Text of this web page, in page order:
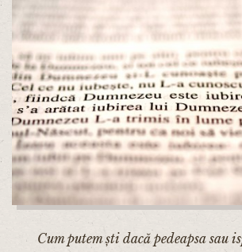
Cum putem ști dacă pedeapsa sau